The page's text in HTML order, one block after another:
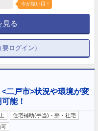
今が狙い目！
見る
ログイン）
二戸市>状況や環境が変
能！
住宅補助(手当)・寮・社宅
可